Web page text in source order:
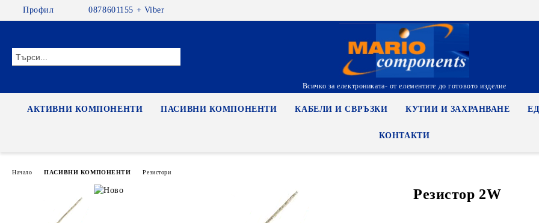
Профил 0878601155 + Viber
Всичко за електрониката- от елементите до готовото изделие
АКТИВНИ КОМПОНЕНТИ ПАСИВНИ КОМПОНЕНТИ КАБЕЛИ И СВРЪЗКИ КУТИИ И ЗАХРАНВАНЕ
КОНТАКТИ
Начало ПАСИВНИ КОМПОНЕНТИ Резистори
Резистор 2W